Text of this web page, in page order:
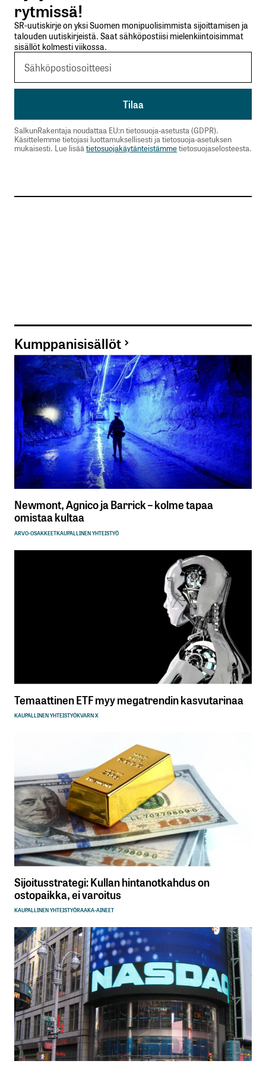
rytmissä!
SR-uutiskirje on yksi Suomen monipuolisimmista sijoittamisen ja
talouden uutiskirjeistä. Saat sähköpostiisi mielenkiintoisimmat
sisällöt kolmesti viikossa.
SalkunRakentaja noudattaa EU:n tietosuoja-asetusta (GDPR).
Käsittelemme tietojasi luottamuksellisesti ja tietosuoja-asetuksen
mukaisesti. Lue lisää tietosuojakäytänteistämmetietosuojaselosteesta.
Kumppanisisällöt
Newmont, Agnico ja Barrick – kolme tapaa
omistaa kultaa
ARVO-OSAKKEETKAUPALLINEN YHTEISTYÖ
Temaattinen ETF myy megatrendin kasvutarinaa
KAUPALLINEN YHTEISTYÖKVARN X
Sijoitusstrategi: Kullan hintanotkahdus on
ostopaikka, ei varoitus
KAUPALLINEN YHTEISTYÖRAAKA-AINEET